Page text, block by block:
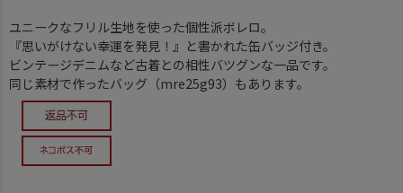
ユニークなフリル生地を使った個性派ボレロ。
『思いがけない幸運を発見！』と書かれた缶バッジ付き。
ビンテージデニムなど古着との相性バツグンな一品です。
同じ素材で作ったバッグ（mre25g93）もあります。